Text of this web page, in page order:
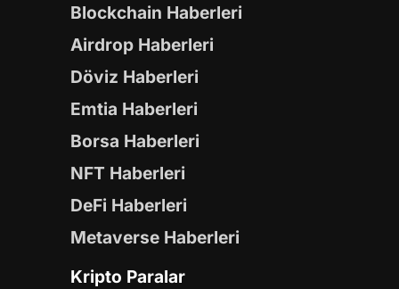
Blockchain Haberleri
Airdrop Haberleri
Döviz Haberleri
Emtia Haberleri
Borsa Haberleri
NFT Haberleri
DeFi Haberleri
Metaverse Haberleri
Kripto Paralar